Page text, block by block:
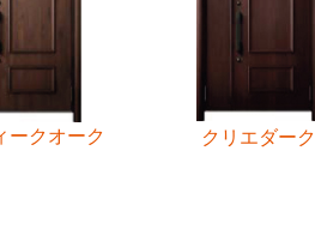
ークオーク クリエダーク